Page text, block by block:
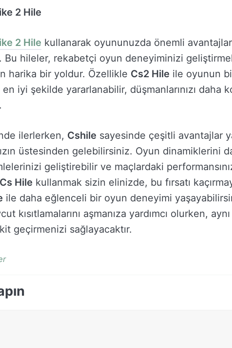
2 Hile
2 Hile kullanarak oyununuzda önemli
Bu hileler, rekabetçi oyun deneyiminizi
harika bir yoldur. Özellikle Cs2 Hile ile oyunun
iyi şekilde yararlanabilir, düşmanlarınızı daha
ilerlerken, Cshile sayesinde çeşitli avantajlar
üstesinden gelebilirsiniz. Oyun dinamiklerini
geliştirebilir ve maçlardaki
Cs Hile kullanmak sizin elinizde, bu fırsatı
ile daha eğlenceli bir oyun deneyimi
kısıtlamalarını aşmanıza yardımcı olurken,
geçirmenizi sağlayacaktır.